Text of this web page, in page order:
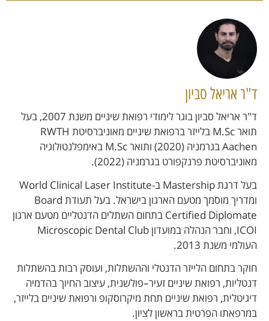
ד"ר אריאל סביון
ד"ר אריאל סביון בוגר לימודי רפואת שיניים משנת 2007, בעל
תואר M.Sc בלייזר ברפואת שיניים מאוניברסיטת RWTH
Aachen בגרמניה (2020) ותואר M.Sc באימפלנטולוגיה
מאוניברסיטת פרנקפורט בגרמניה (2022).
בעל דרגת Mastership ב-World Clinical Laser Institute
ומדריך מוסמך מטעם הארגון בישראל. בעל תעודת Board
Certified Diplomate בתחום השתלים הדנטליים מטעם ארגון
ICOI, וחבר הנהלה במועדון Microscopic Dental Club
העולמי משנת 2013.
חוקר בתחום הלייזר הדנטלי וההשתלות, ועוסק רבות בהשתלות
דנטליות, רפואת שיניים זעיר–פולשנית, עיצוב החיוך בהדמיה
דיגיטלית, רפואת שיניים תחת מיקרוסקופ ורפואת שיניים בלייזר,
במרפאתו הפרטית בראשון לציון.